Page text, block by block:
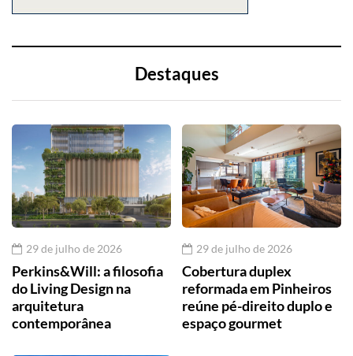
Destaques
29 de julho de 2026
Perkins&Will: a filosofia
do Living Design na
arquitetura
contemporânea
29 de julho de 2026
Cobertura duplex
reformada em Pinheiros
reúne pé-direito duplo e
espaço gourmet